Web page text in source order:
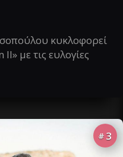
κυκλοφορεί
με τις ευλογίες
# 3